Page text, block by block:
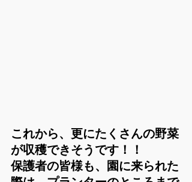
これから、更にたくさんの野菜
が収穫できそうです！！
保護者の皆様も、園に来られた